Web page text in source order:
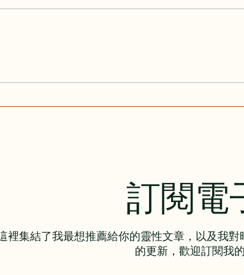
跟自己相處
而是讓情緒回家
訂閱電
裡集結了我最想推薦給你的靈性文章，以及我
的更新，歡迎訂閱我的